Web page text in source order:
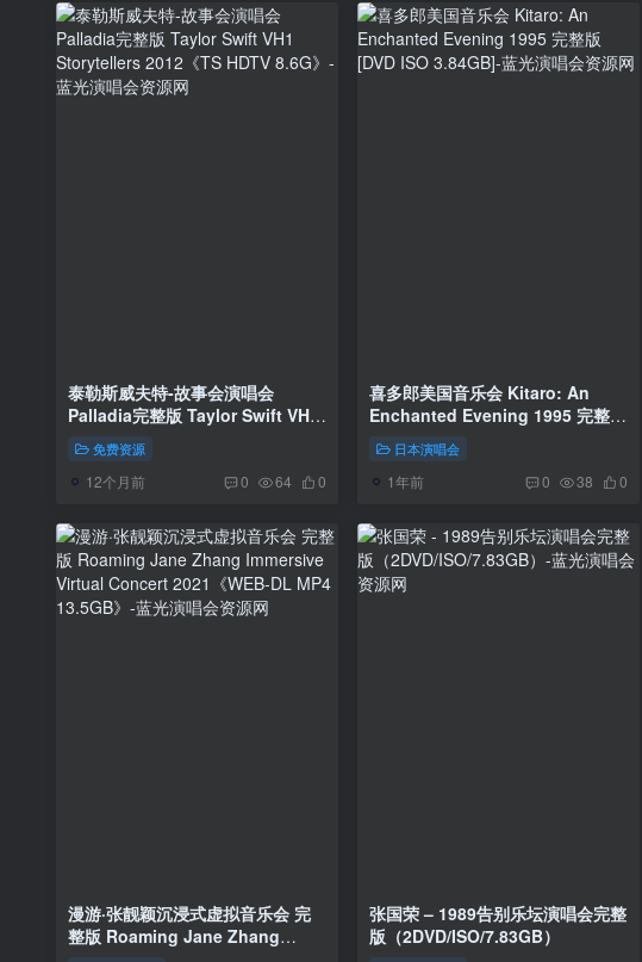
泰勒斯威夫特-故事会演唱会
Palladia完整版 Taylor Swift VH1
Storytellers 2012《TS HDTV
8.6G》
免费资源
12个月前 0 64 0
喜多郎美国音乐会 Kitaro: An
Enchanted Evening 1995 完整版
[DVD ISO 3.84GB]
日本演唱会
1年前 0 38 0
漫游·张靓颖沉浸式虚拟音乐会 完
整版 Roaming Jane Zhang
张国荣 – 1989告别乐坛演唱会完整
版（2DVD/ISO/7.83GB）